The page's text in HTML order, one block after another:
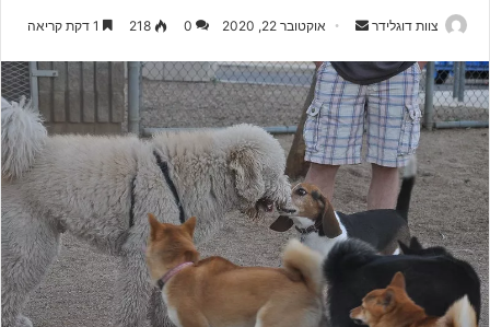
צוות דוגלידר
n
d
a
n
e
m
a
אוקטובר 22, 2020 0
218